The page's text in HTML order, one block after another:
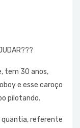
tem 30 anos,
e esse caroço
pilotando.
quantia, referente